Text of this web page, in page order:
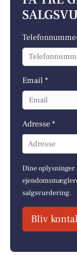
Email *
Adresse *
Adresse
Dine oplysninger
salgsvurdering.
Bliv